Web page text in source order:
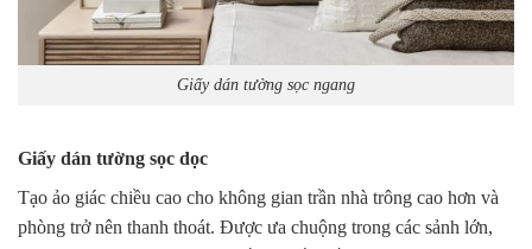
Giấy dán tường sọc ngang
Giấy dán tường sọc dọc
Tạo ảo giác chiều cao cho không gian trần nhà trông cao hơn và
phòng trở nên thanh thoát. Được ưa chuộng trong các sảnh lớn,